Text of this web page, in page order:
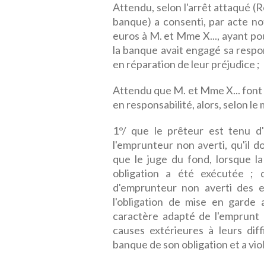
Attendu, selon l'arrêt attaqué
banque) a consenti, par acte
euros à M. et Mme X..., ayant
la banque avait engagé sa
en réparation de leur préjudice ;
Attendu que M. et Mme X...
en responsabilité, alors, selon le
1°/ que le prêteur est tenu
l'emprunteur non averti, qu'il
que le juge du fond, lorsque
obligation a été exécutée ;
d'emprunteur non averti des
l'obligation de mise en garde
caractère adapté de
causes extérieures à leurs
banque de son obligation et a